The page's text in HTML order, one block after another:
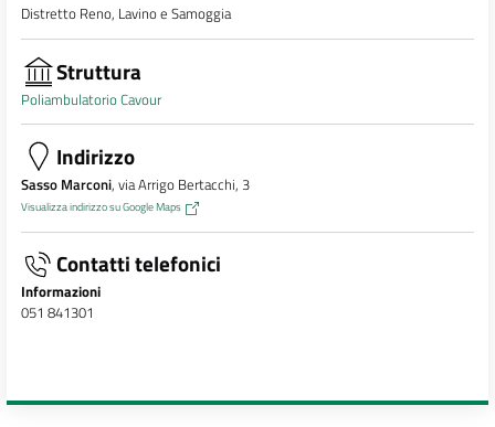
Distretto Reno, Lavino e Samoggia
Struttura
Poliambulatorio Cavour
Indirizzo
Sasso Marconi, via Arrigo Bertacchi, 3
Visualizza indirizzo su Google Maps
Contatti telefonici
Informazioni
051 841301